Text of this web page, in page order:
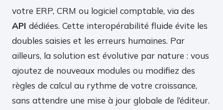
votre ERP, CRM ou logiciel comptable, via des
API dédiées. Cette interopérabilité fluide évite les
doubles saisies et les erreurs humaines. Par
ailleurs, la solution est évolutive par nature : vous
ajoutez de nouveaux modules ou modifiez des
règles de calcul au rythme de votre croissance,
sans attendre une mise à jour globale de l’éditeur.